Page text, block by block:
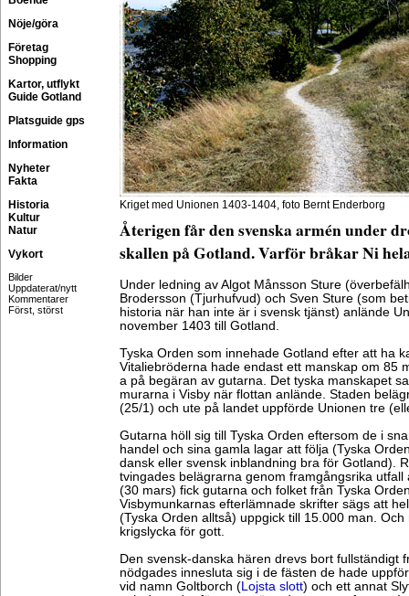
Nöje/göra
Företag
Shopping
Kartor, utflykt
Guide Gotland
Platsguide gps
Information
Nyheter
Fakta
Historia
Kultur
Natur
Vykort
Bilder
Uppdaterat/nytt
Kommentarer
Först, störst
Kriget med Unionen 1403-1404, foto Bernt Enderborg
Återigen får den svenska armén under
skallen på Gotland. Varför bråkar Ni
Under ledning av Algot Månsson Sture
Brodersson (Tjurhufvud) och Sven Sture (som
historia när han inte är i svensk tjänst) anlände
november 1403 till Gotland.
Tyska Orden som innehade Gotland efter att ha
Vitaliebröderna hade endast ett manskap om 85
a på begäran av gutarna. Det tyska manskapet
murarna i Visby när flottan anlände. Staden
(25/1) och ute på landet uppförde Unionen tre
Gutarna höll sig till Tyska Orden eftersom de i
handel och sina gamla lagar att följa (Tyska
dansk eller svensk inblandning bra för Gotland).
tvingades belägrarna genom framgångsrika utfall
(30 mars) fick gutarna och folket från Tyska
Visbymunkarnas efterlämnade skrifter sägs att
(Tyska Orden alltså) uppgick till 15.000 man.
krigslycka för gott.
Den svensk-danska hären drevs bort fullständigt
nödgades innesluta sig i de fästen de hade
vid namn Goltborch (Lojsta slott) och ett annat